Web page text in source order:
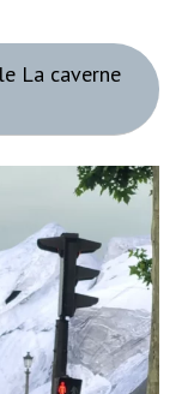
La caverne